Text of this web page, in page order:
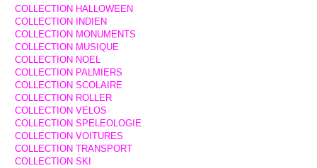
COLLECTION HALLOWEEN
COLLECTION INDIEN
COLLECTION MONUMENTS
COLLECTION MUSIQUE
COLLECTION NOEL
COLLECTION PALMIERS
COLLECTION SCOLAIRE
COLLECTION ROLLER
COLLECTION VELOS
COLLECTION SPELEOLOGIE
COLLECTION VOITURES
COLLECTION TRANSPORT
COLLECTION SKI